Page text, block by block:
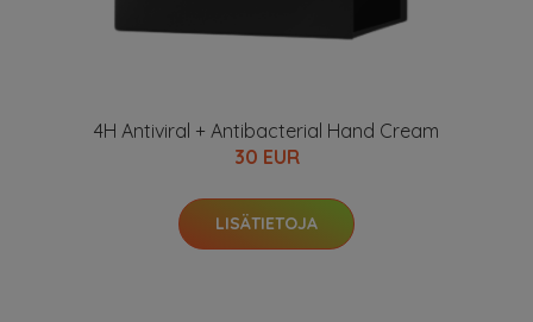
4H Antiviral + Antibacterial Hand Cream
30 EUR
LISÄTIETOJA